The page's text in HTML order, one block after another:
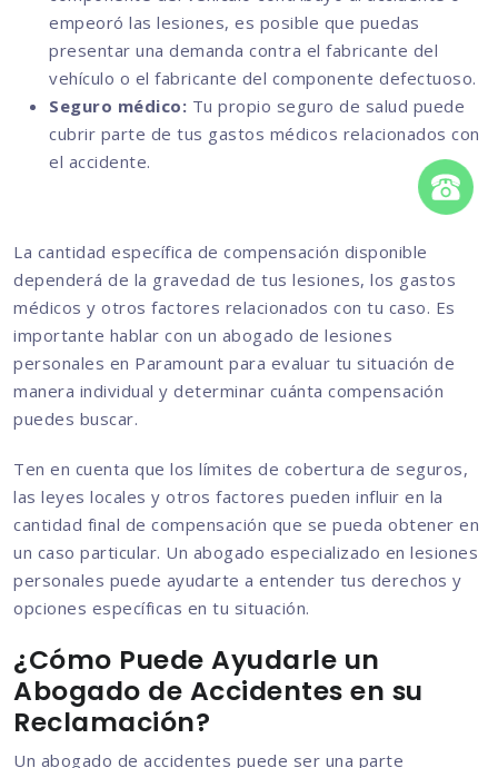
empeoró las lesiones, es posible que puedas
presentar una demanda contra el fabricante del
vehículo o el fabricante del componente defectuoso.
Seguro médico: Tu propio seguro de salud puede
cubrir parte de tus gastos médicos relacionados con
el accidente.
La cantidad específica de compensación disponible
dependerá de la gravedad de tus lesiones, los gastos
médicos y otros factores relacionados con tu caso. Es
importante hablar con un abogado de lesiones
personales en Paramount para evaluar tu situación de
manera individual y determinar cuánta compensación
puedes buscar.
Ten en cuenta que los límites de cobertura de seguros,
las leyes locales y otros factores pueden influir en la
cantidad final de compensación que se pueda obtener en
un caso particular. Un abogado especializado en lesiones
personales puede ayudarte a entender tus derechos y
opciones específicas en tu situación.
¿Cómo Puede Ayudarle un
Abogado de Accidentes en su
Reclamación?
Un abogado de accidentes puede ser una parte